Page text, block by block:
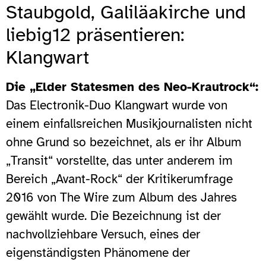
Staubgold, Galiläakirche und
liebig12 präsentieren:
Klangwart
Die „Elder Statesmen des Neo-Krautrock“:
Das Electronik-Duo Klangwart wurde von
einem einfallsreichen Musikjournalisten nicht
ohne Grund so bezeichnet, als er ihr Album
„Transit“ vorstellte, das unter anderem im
Bereich „Avant-Rock“ der Kritikerumfrage
2016 von The Wire zum Album des Jahres
gewählt wurde. Die Bezeichnung ist der
nachvollziehbare Versuch, eines der
eigenständigsten Phänomene der